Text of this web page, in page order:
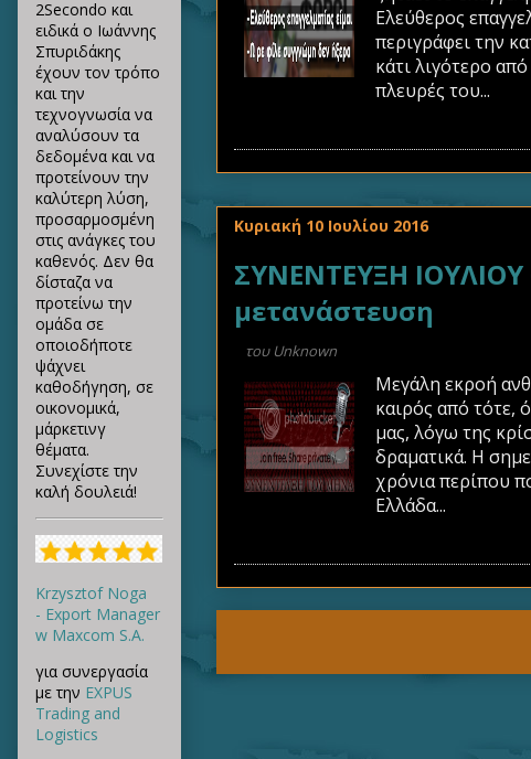
Ελεύθερος
περιγράφει την
κάτι λιγότερο
πλευρές του...
Κυριακή 10 Ιουλίου 2016
ΣΥΝΕΝΤΕΥΞΗ
μετανάστευση
του Unknown
Μεγάλη εκροή
καιρός από τότε,
μας, λόγω της
δραματικά. Η
χρόνια περίπου
Ελλάδα...
2Secondo και
ειδικά ο Ιωάννης
Σπυριδάκης
έχουν τον τρόπο
και την
τεχνογνωσία να
αναλύσουν τα
δεδομένα και να
προτείνουν την
καλύτερη λύση,
προσαρμοσμένη
στις ανάγκες του
καθενός. Δεν θα
δίσταζα να
προτείνω την
ομάδα σε
οποιοδήποτε
ψάχνει
καθοδήγηση, σε
οικονομικά,
μάρκετινγ
θέματα.
Συνεχίστε την
καλή δουλειά!
Krzysztof Noga
- Export Manager
w Maxcom S.A.
για συνεργασία
με την EXPUS
Trading and
Logistics